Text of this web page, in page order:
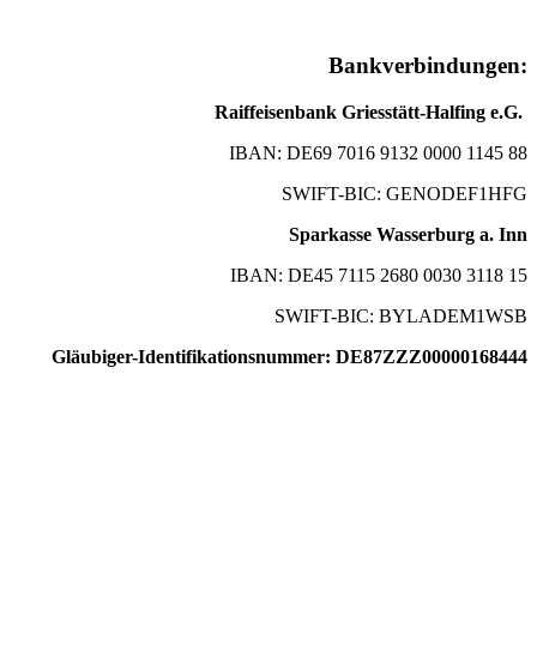
Bankverbindungen:
Raiffeisenbank Griesstätt-Halfing e.G.
IBAN: DE69 7016 9132 0000 1145 88
SWIFT-BIC: GENODEF1HFG
Sparkasse Wasserburg a. Inn
IBAN: DE45 7115 2680 0030 3118 15
SWIFT-BIC: BYLADEM1WSB
Gläubiger-Identifikationsnummer: DE87ZZZ00000168444